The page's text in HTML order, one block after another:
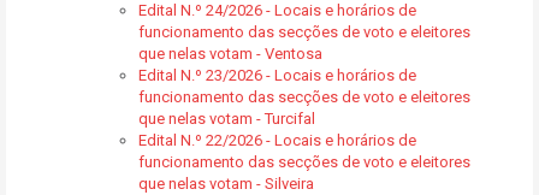
Edital N.º 24/2026 - Locais e horários de
funcionamento das secções de voto e eleitores
que nelas votam - Ventosa
Edital N.º 23/2026 - Locais e horários de
funcionamento das secções de voto e eleitores
que nelas votam - Turcifal
Edital N.º 22/2026 - Locais e horários de
funcionamento das secções de voto e eleitores
que nelas votam - Silveira